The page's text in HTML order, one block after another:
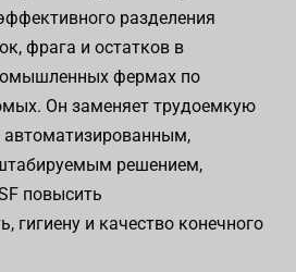
разделения
фрага и остатков в
фермах по
Он заменяет трудоемкую
автоматизированным,
решением,
повысить
гигиену и качество конечного